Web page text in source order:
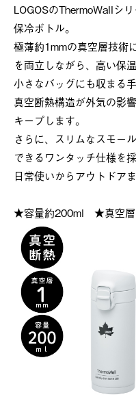
LOGOSのThermoWallシ
保冷ボトル。
極薄約1mmの真空層技術
を両立しながら、高い保
小さなバッグにも収まる
真空断熱構造が外気の影
キープします。
さらに、スリムなスモー
できるワンタッチ仕様を採
日常使いからアウトドア
★容量約200ml ★真空